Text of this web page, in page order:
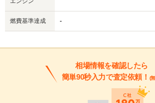
燃費基準達成 -
相場情報を確認したら
簡単90秒入力で査定依頼！ (